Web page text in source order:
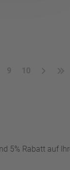
9 10
5% Rabatt auf